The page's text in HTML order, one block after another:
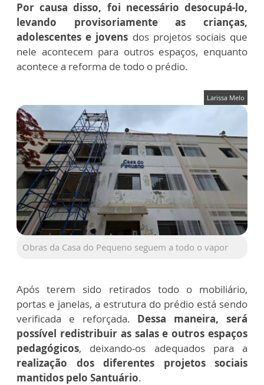
Por causa disso, foi necessário desocupá-lo,
levando provisoriamente as crianças,
adolescentes e jovens dos projetos sociais que
nele acontecem para outros espaços, enquanto
acontece a reforma de todo o prédio.
Larissa Melo
Obras da Casa do Pequeno seguem a todo o vapor
Após terem sido retirados todo o mobiliário,
portas e janelas, a estrutura do prédio está sendo
verificada e reforçada. Dessa maneira, será
possível redistribuir as salas e outros espaços
pedagógicos, deixando-os adequados para a
realização dos diferentes projetos sociais
mantidos pelo Santuário.